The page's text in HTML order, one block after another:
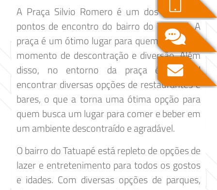
A Praça Silvio Romero é um dos principais
pontos de encontro do bairro do Tatuapé. A
praça é um ótimo lugar para quem busca um
momento de descontração e diversão. Além
disso, no entorno da praça é possível
encontrar diversas opções de restaurantes e
bares, o que a torna uma ótima opção para
quem busca um lugar para comer e beber em
um ambiente descontraído e agradável.
O bairro do Tatuapé está repleto de opções de
lazer e entretenimento para todos os gostos
e idades. Com diversas opções de parques,